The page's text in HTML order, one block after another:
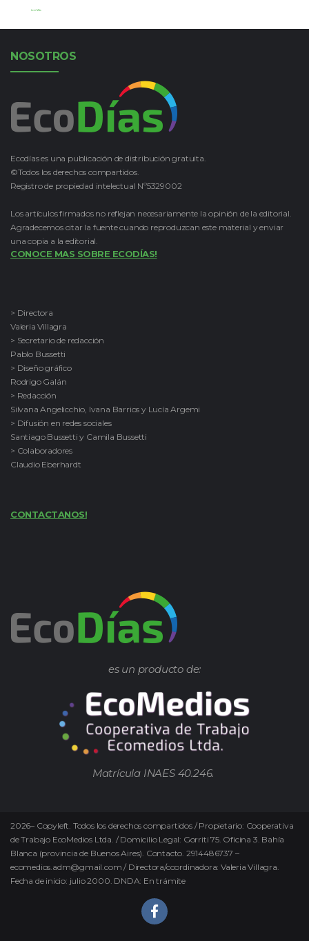
Leer Más
NOSOTROS
Ecodías es una publicación de distribución gratuita.
©Todos los derechos compartidos.
Registro de propiedad intelectual Nº5329002
Los artículos firmados no reflejan necesariamente la opinión de la editorial.
Agradecemos citar la fuente cuando reproduzcan este material y enviar
una copia a la editorial.
CONOCE MAS SOBRE ECODÍAS!
> Directora
Valeria Villagra
> Secretario de redacción
Pablo Bussetti
> Diseño gráfico
Rodrigo Galán
> Redacción
Silvana Angelicchio, Ivana Barrios y Lucía Argemi
> Difusión en redes sociales
Santiago Bussetti y Camila Bussetti
> Colaboradores
Claudio Eberhardt
CONTACTANOS!
es un producto de:
Matrícula INAES 40.246.
2026– Copyleft. Todos los derechos compartidos / Propietario: Cooperativa
de Trabajo EcoMedios Ltda. / Domicilio Legal: Gorriti 75. Oficina 3. Bahía
Blanca (provincia de Buenos Aires). Contacto. 2914486737 –
ecomedios.adm@gmail.com / Directora/coordinadora: Valeria Villagra.
Fecha de inicio: julio 2000. DNDA: En trámite